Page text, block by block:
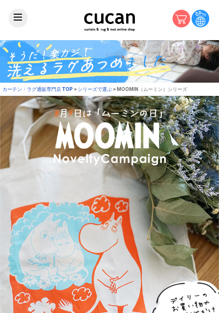
カーテン・ラグ通販専門店 TOP シリーズで選ぶ MOOMIN（ムーミン）シリーズ